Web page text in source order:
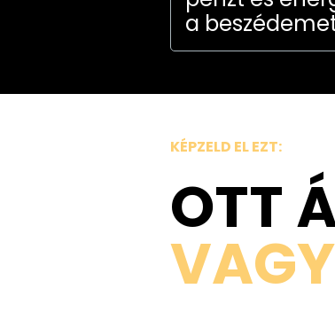
a
KÉPZELD EL EZT:
OTT
VAGY